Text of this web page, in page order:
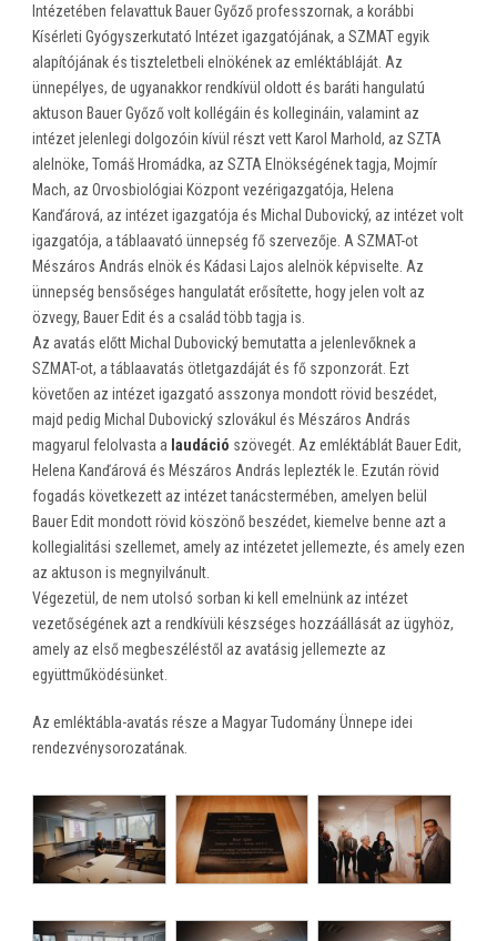
Intézetében felavattuk Bauer Győző professzornak, a korábbi
Kísérleti Gyógyszerkutató Intézet igazgatójának, a SZMAT egyik
alapítójának és tiszteletbeli elnökének az emléktábláját. Az
ünnepélyes, de ugyanakkor rendkívül oldott és baráti hangulatú
aktuson Bauer Győző volt kollégáin és kollegináin, valamint az
intézet jelenlegi dolgozóin kívül részt vett Karol Marhold, az SZTA
alelnöke, Tomáš Hromádka, az SZTA Elnökségének tagja, Mojmír
Mach, az Orvosbiológiai Központ vezérigazgatója, Helena
Kanďárová, az intézet igazgatója és Michal Dubovický, az intézet volt
igazgatója, a táblaavató ünnepség fő szervezője. A SZMAT-ot
Mészáros András elnök és Kádasi Lajos alelnök képviselte. Az
ünnepség bensőséges hangulatát erősítette, hogy jelen volt az
özvegy, Bauer Edit és a család több tagja is.
Az avatás előtt Michal Dubovický bemutatta a jelenlevőknek a
SZMAT-ot, a táblaavatás ötletgazdáját és fő szponzorát. Ezt
követően az intézet igazgató asszonya mondott rövid beszédet,
majd pedig Michal Dubovický szlovákul és Mészáros András
magyarul felolvasta a laudáció szövegét. Az emléktáblát Bauer Edit,
Helena Kanďárová és Mészáros András leplezték le. Ezután rövid
fogadás következett az intézet tanácstermében, amelyen belül
Bauer Edit mondott rövid köszönő beszédet, kiemelve benne azt a
kollegialitási szellemet, amely az intézetet jellemezte, és amely ezen
az aktuson is megnyilvánult.
Végezetül, de nem utolsó sorban ki kell emelnünk az intézet
vezetőségének azt a rendkívüli készséges hozzáállását az ügyhöz,
amely az első megbeszéléstől az avatásig jellemezte az
együttműködésünket.
Az emléktábla-avatás része a Magyar Tudomány Ünnepe idei
rendezvénysorozatának.